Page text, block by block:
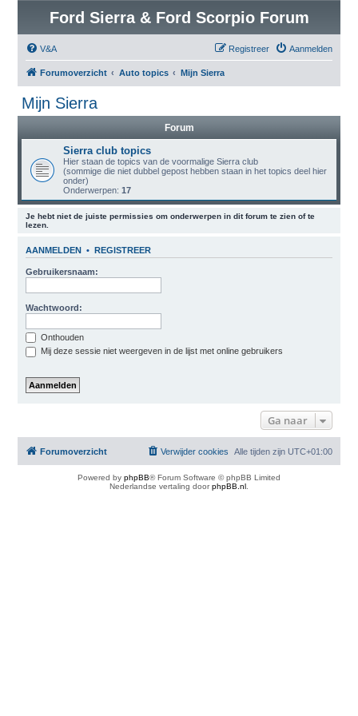
Ford Sierra & Ford Scorpio Forum
V&A Aanmelden
Registreer
Forumoverzicht Auto topics Mijn Sierra
Mijn Sierra
Forum
Sierra club topics
Hier staan de topics van de voormalige Sierra club
(sommige die niet dubbel gepost hebben staan in het topics deel hier
onder)
Onderwerpen: 17
Je hebt niet de juiste permissies om onderwerpen in dit forum te zien of te
lezen.
AANMELDEN • REGISTREER
Gebruikersnaam:
Wachtwoord:
Onthouden
Mij deze sessie niet weergeven in de lijst met online gebruikers
Ga naar
Forumoverzicht Alle tijden zijn UTC+01:00
Verwijder cookies
Powered by phpBB® Forum Software © phpBB Limited
Nederlandse vertaling doorphpBB.nl